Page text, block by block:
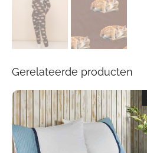
Gerelateerde producten